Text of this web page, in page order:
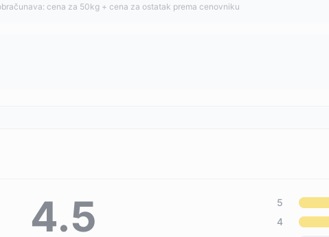
cena za 50kg + cena za ostatak prema cenovniku
4.5 5
4